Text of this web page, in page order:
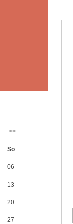
>>
So
06
13
20
27